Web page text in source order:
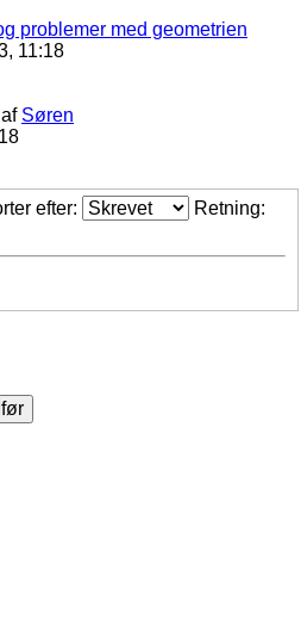
problemer med geometrien
11:18
af Søren
efter: Retning: